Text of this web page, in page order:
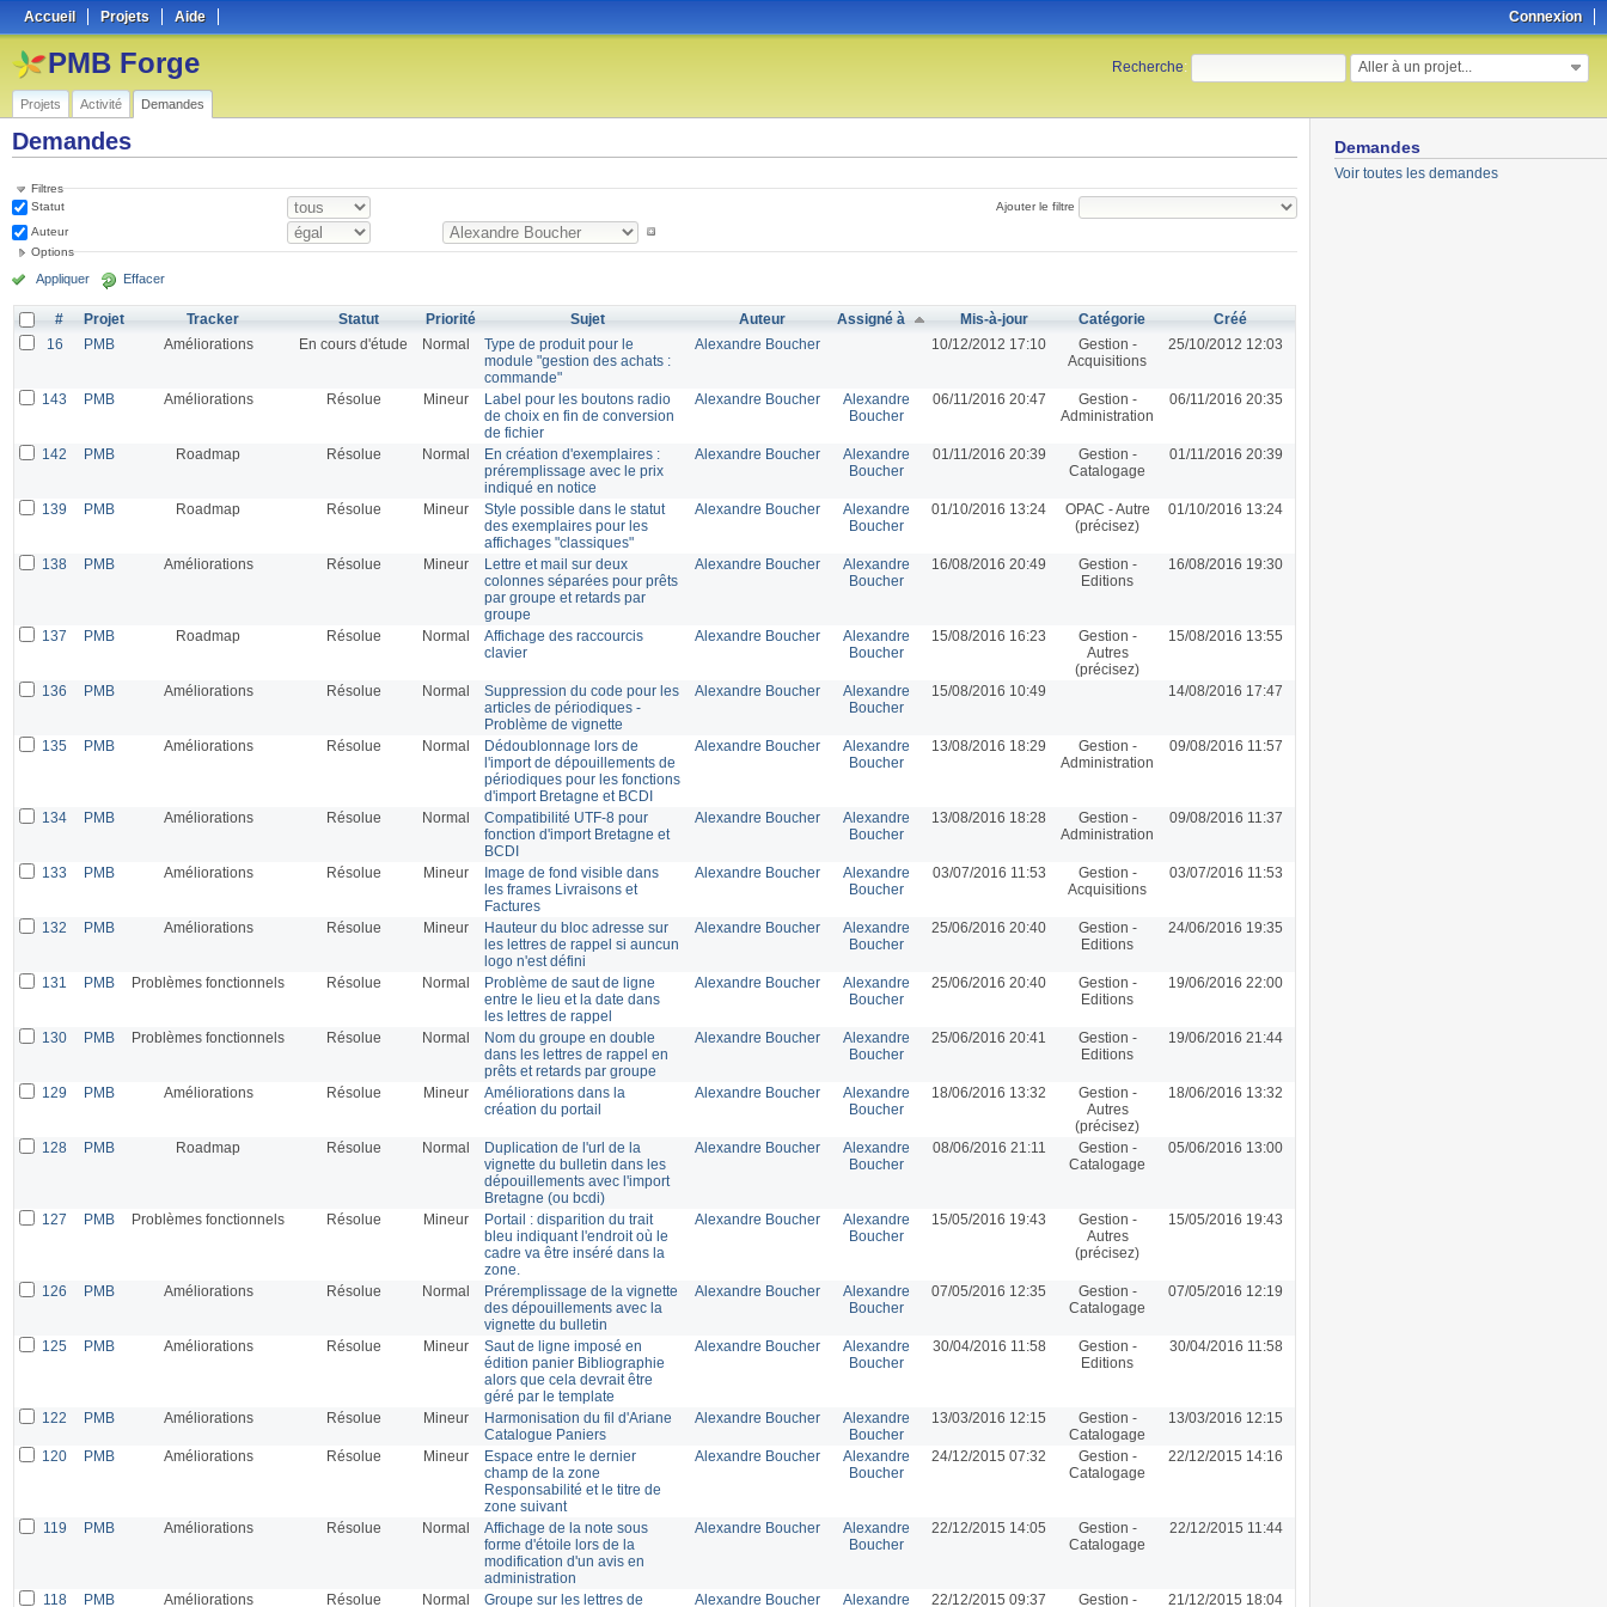
Connexion
Accueil Projets Aide
Recherche: Aller à un projet...
PMB Forge
Projets Activité Demandes
Demandes
Voir toutes les demandes
Demandes
Filtres
Statut
Auteur
Ajouter le filtre
Options
Appliquer Effacer
# Projet Tracker Statut Priorité Sujet Auteur Assigné à Mis-à-jour Catégorie
Créé
16
PMB Améliorations En cours d'étude Normal
Type de produit pour le
module "gestion des achats :
commande"
Alexandre Boucher 10/12/2012 17:10
Gestion -
Acquisitions
25/10/2012 12:03
143 PMB Améliorations Résolue Mineur
Label pour les boutons radio
de choix en fin de conversion
de fichier
Alexandre Boucher
Alexandre
Boucher
06/11/2016 20:47
Gestion -
Administration
06/11/2016 20:35
142 PMB Roadmap Résolue Normal
En création d'exemplaires :
préremplissage avec le prix
indiqué en notice
Alexandre Boucher
Alexandre
Boucher
01/11/2016 20:39
Gestion -
Catalogage
01/11/2016 20:39
139 PMB Roadmap Résolue Mineur
Style possible dans le statut
des exemplaires pour les
affichages "classiques"
Alexandre Boucher
Alexandre
Boucher
01/10/2016 13:24
OPAC - Autre
(précisez)
01/10/2016 13:24
138 PMB Améliorations Résolue Mineur
Lettre et mail sur deux
colonnes séparées pour prêts
par groupe et retards par
groupe
Alexandre Boucher
Alexandre
Boucher
16/08/2016 20:49
Gestion -
Editions
16/08/2016 19:30
137 PMB Roadmap Résolue Normal
Affichage des raccourcis
clavier
Alexandre Boucher
Alexandre
Boucher
15/08/2016 16:23
Gestion -
Autres
(précisez)
15/08/2016 13:55
136 PMB Améliorations Résolue Normal
Suppression du code pour les
articles de périodiques -
Problème de vignette
Alexandre Boucher
Alexandre
Boucher
15/08/2016 10:49 14/08/2016 17:47
135 PMB Améliorations Résolue Normal
Dédoublonnage lors de
l'import de dépouillements de
périodiques pour les fonctions
d'import Bretagne et BCDI
Alexandre Boucher
Alexandre
Boucher
13/08/2016 18:29
Gestion -
Administration
09/08/2016 11:57
134 PMB Améliorations Résolue Normal
Compatibilité UTF-8 pour
fonction d'import Bretagne et
BCDI
Alexandre Boucher
Alexandre
Boucher
13/08/2016 18:28
Gestion -
Administration
09/08/2016 11:37
133 PMB Améliorations Résolue Mineur
Image de fond visible dans
les frames Livraisons et
Factures
Alexandre Boucher
Alexandre
Boucher
03/07/2016 11:53
Gestion -
Acquisitions
03/07/2016 11:53
132 PMB Améliorations Résolue Mineur
Hauteur du bloc adresse sur
les lettres de rappel si auncun
logo n'est défini
Alexandre Boucher
Alexandre
Boucher
25/06/2016 20:40
Gestion -
Editions
24/06/2016 19:35
131 PMB Problèmes fonctionnels Résolue Normal
Problème de saut de ligne
entre le lieu et la date dans
les lettres de rappel
Alexandre Boucher
Alexandre
Boucher
25/06/2016 20:40
Gestion -
Editions
19/06/2016 22:00
130 PMB Problèmes fonctionnels Résolue Normal
Nom du groupe en double
dans les lettres de rappel en
prêts et retards par groupe
Alexandre Boucher
Alexandre
Boucher
25/06/2016 20:41
Gestion -
Editions
19/06/2016 21:44
129 PMB Améliorations Résolue Mineur
Améliorations dans la
création du portail
Alexandre Boucher
Alexandre
Boucher
18/06/2016 13:32
Gestion -
Autres
(précisez)
18/06/2016 13:32
128 PMB Roadmap Résolue Normal
Duplication de l'url de la
vignette du bulletin dans les
dépouillements avec l'import
Bretagne (ou bcdi)
Alexandre Boucher
Alexandre
Boucher
08/06/2016 21:11
Gestion -
Catalogage
05/06/2016 13:00
127 PMB Problèmes fonctionnels Résolue Mineur
Portail : disparition du trait
bleu indiquant l'endroit où le
cadre va être inséré dans la
zone.
Alexandre Boucher
Alexandre
Boucher
15/05/2016 19:43
Gestion -
Autres
(précisez)
15/05/2016 19:43
126 PMB Améliorations Résolue Normal
Préremplissage de la vignette
des dépouillements avec la
vignette du bulletin
Alexandre Boucher
Alexandre
Boucher
07/05/2016 12:35
Gestion -
Catalogage
07/05/2016 12:19
125 PMB Améliorations Résolue Mineur
Saut de ligne imposé en
édition panier Bibliographie
alors que cela devrait être
géré par le template
Alexandre Boucher
Alexandre
Boucher
30/04/2016 11:58
Gestion -
Editions
30/04/2016 11:58
122 PMB Améliorations Résolue Mineur
Harmonisation du fil d'Ariane
Catalogue Paniers
Alexandre Boucher
Alexandre
Boucher
13/03/2016 12:15
Gestion -
Catalogage
13/03/2016 12:15
120 PMB Améliorations Résolue Mineur
Espace entre le dernier
champ de la zone
Responsabilité et le titre de
zone suivant
Alexandre Boucher
Alexandre
Boucher
24/12/2015 07:32
Gestion -
Catalogage
22/12/2015 14:16
119 PMB Améliorations Résolue Normal
Affichage de la note sous
forme d'étoile lors de la
modification d'un avis en
administration
Alexandre Boucher
Alexandre
Boucher
22/12/2015 14:05
Gestion -
Catalogage
22/12/2015 11:44
118 PMB Améliorations Résolue Normal Groupe sur les lettres de Alexandre Boucher Alexandre 22/12/2015 09:37 Gestion - 21/12/2015 18:04